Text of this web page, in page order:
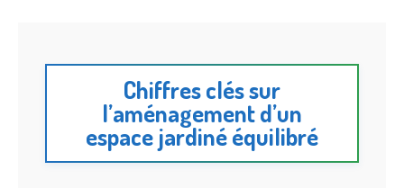
Chiffres clés sur
l’aménagement d’un
espace jardiné équilibré